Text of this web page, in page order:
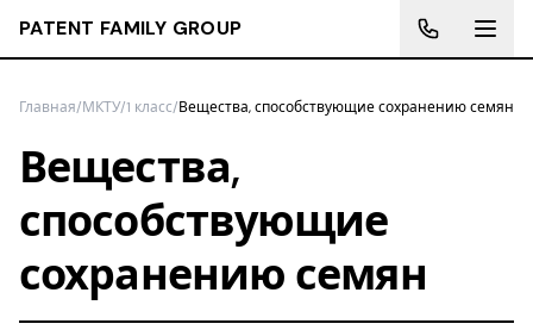
PATENT FAMILY GROUP
Главная/МКТУ/1 класс/Вещества, способствующие сохранению семян
Вещества,
способствующие
сохранению семян